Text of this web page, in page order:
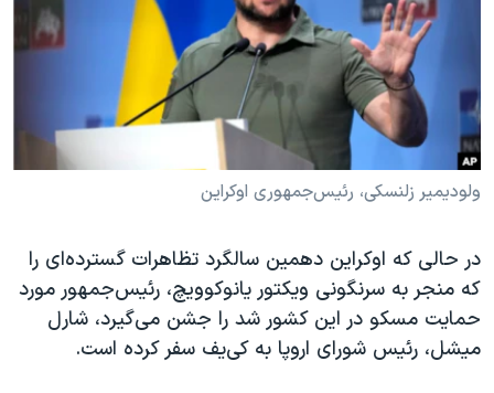
فرهنگ و زندگی
حقوق شهروندی
اقتصادی
علم و فناوری
آرشیو پخش زنده
مستندها
انتخابات ریاست جمهوری آمریکا ۲۰۲۴
حمله جمهوری اسلامی به اسرائیل
رمز مهسا
مجموعه مستندهای دادخواهی
تریبونال مردمی آبان ۹۸
دادگاه حمید نوری
دنبال کنید
زبانهای مختلف
ولودیمیر زلنسکی، رئیس‌جمهوری اوکراین
در حالی که اوکراین دهمین سالگرد تظاهرات گسترده‌ای را
که منجر به سرنگونی ویکتور یانوکوویچ، رئیس‌جمهور مورد
حمایت مسکو در این کشور شد را جشن می‌گیرد، شارل
میشل، رئیس شورای اروپا به کی‌یف سفر کرده است.